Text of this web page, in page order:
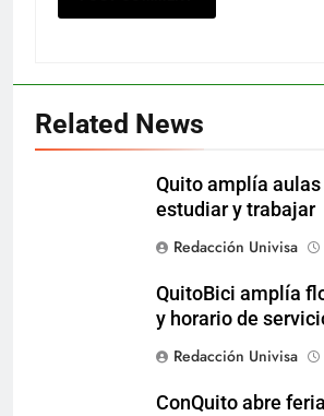
Related News
Quito amplía
estudiar y trabajar
Redacción Univisa
QuitoBici amplía
y horario de
Redacción Univisa
ConQuito abre